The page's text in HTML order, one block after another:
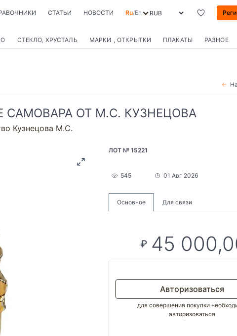
СТАТЬИ НОВОСТИ Ru/En
СТЕКЛО, ХРУСТАЛЬ МАРКИ , ОТКРЫТКИ ПЛАКАТЫ РАЗНОЕ
ОТ М.С. КУЗНЕЦОВА
Кузнецова М.С.
ЛОТ № 15221
545 01 Авг 2026
Основное Для связи
₽ 45
Авторизоваться
для совершения покупки
авторизоваться